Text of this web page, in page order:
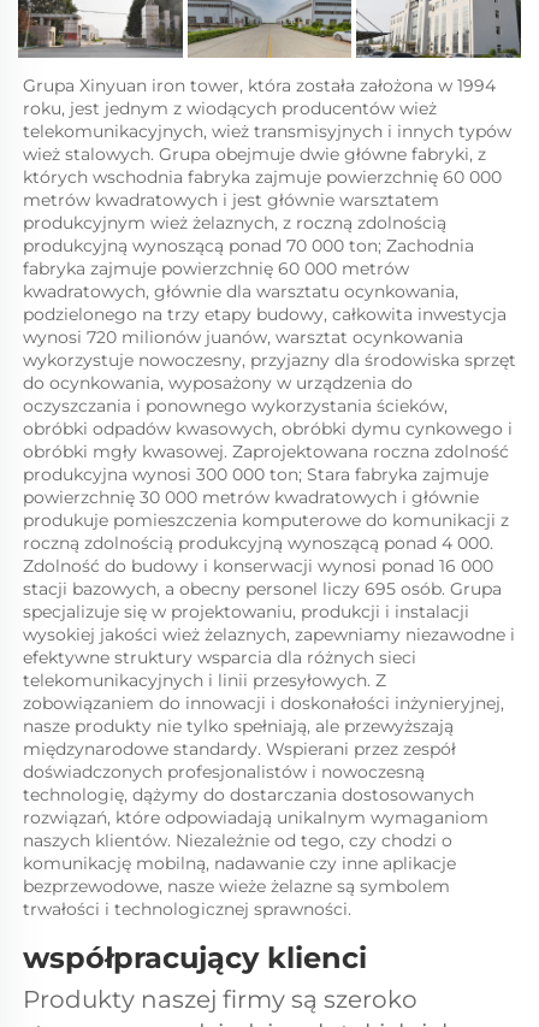
Grupa Xinyuan iron tower, która została założona w 1994
roku, jest jednym z wiodących producentów wież
telekomunikacyjnych, wież transmisyjnych i innych typów
wież stalowych. Grupa obejmuje dwie główne fabryki, z
których wschodnia fabryka zajmuje powierzchnię 60 000
metrów kwadratowych i jest głównie warsztatem
produkcyjnym wież żelaznych, z roczną zdolnością
produkcyjną wynoszącą ponad 70 000 ton; Zachodnia
fabryka zajmuje powierzchnię 60 000 metrów
kwadratowych, głównie dla warsztatu ocynkowania,
podzielonego na trzy etapy budowy, całkowita inwestycja
wynosi 720 milionów juanów, warsztat ocynkowania
wykorzystuje nowoczesny, przyjazny dla środowiska sprzęt
do ocynkowania, wyposażony w urządzenia do
oczyszczania i ponownego wykorzystania ścieków,
obróbki odpadów kwasowych, obróbki dymu cynkowego i
obróbki mgły kwasowej. Zaprojektowana roczna zdolność
produkcyjna wynosi 300 000 ton; Stara fabryka zajmuje
powierzchnię 30 000 metrów kwadratowych i głównie
produkuje pomieszczenia komputerowe do komunikacji z
roczną zdolnością produkcyjną wynoszącą ponad 4 000.
Zdolność do budowy i konserwacji wynosi ponad 16 000
stacji bazowych, a obecny personel liczy 695 osób. Grupa
specjalizuje się w projektowaniu, produkcji i instalacji
wysokiej jakości wież żelaznych, zapewniamy niezawodne i
efektywne struktury wsparcia dla różnych sieci
telekomunikacyjnych i linii przesyłowych. Z
zobowiązaniem do innowacji i doskonałości inżynieryjnej,
nasze produkty nie tylko spełniają, ale przewyższają
międzynarodowe standardy. Wspierani przez zespół
doświadczonych profesjonalistów i nowoczesną
technologię, dążymy do dostarczania dostosowanych
rozwiązań, które odpowiadają unikalnym wymaganiom
naszych klientów. Niezależnie od tego, czy chodzi o
komunikację mobilną, nadawanie czy inne aplikacje
bezprzewodowe, nasze wieże żelazne są symbolem
trwałości i technologicznej sprawności.
współpracujący klienci
Produkty naszej firmy są szeroko